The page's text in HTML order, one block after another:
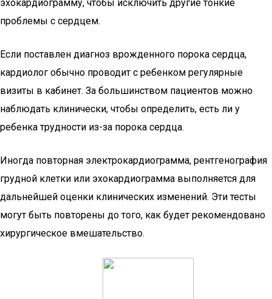
эхокардиограмму, чтобы исключить другие тонкие
проблемы с сердцем.
Если поставлен диагноз врожденного порока сердца,
кардиолог обычно проводит с ребенком регулярные
визиты в кабинет. За большинством пациентов можно
наблюдать клинически, чтобы определить, есть ли у
ребенка трудности из-за порока сердца.
Иногда повторная электрокардиограмма, рентгенография
грудной клетки или эхокардиограмма выполняется для
дальнейшей оценки клинических изменений. Эти тесты
могут быть повторены до того, как будет рекомендовано
хирургическое вмешательство.